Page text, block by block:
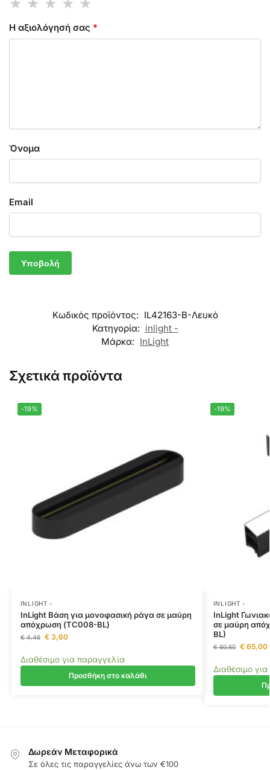
Η αξιολόγησή σας *
Όνομα
Email
Κωδικός προϊόντος: IL42163-B-Λευκό
Κατηγορία: inlight -
Μάρκα: InLight
Σχετικά προϊόντα
-19%
INLIGHT -
InLight Βάση για μονοφασική ράγα σε μαύρη
απόχρωση (TC008-BL)
€4,46 €3,60
Διαθέσιμο για παραγγελία
Προσθήκη στο καλάθι
-19%
INLIGHT -
InLight
σε μαύρη
BL)
€80,60 €65,00
Διαθέσιμο
Δωρεάν Μεταφορικά
Σε όλες τις παραγγελίες άνω των €100